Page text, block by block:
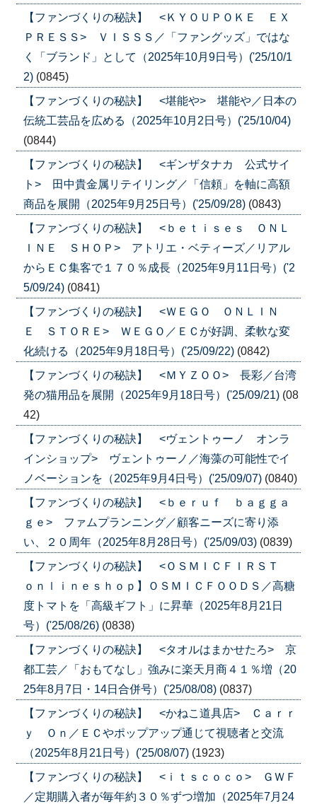
【ファンづくりの秘訣】 <ＫＹＯＵＰＯＫＥ ＥＸ
ＰＲＥＳＳ> ＶＩＳＳＳ／「ファングッズ」ではな
く「ブランド」として（2025年10月9日号）('25/10/1
2) (0845)
【ファンづくりの秘訣】 <堪能や> 堪能や／日本の
伝統工芸品を広める（2025年10月2日号）('25/10/04)
(0844)
【ファンづくりの秘訣】 <ギンザタナカ 公式サイ
ト> 田中貴金属リテイリング／「信頼」を軸に高額
商品を展開（2025年9月25日号）('25/09/28) (0843)
【ファンづくりの秘訣】 <ｂｅｔｉｓｅｓ ＯＮＬ
ＩＮＥ ＳＨＯＰ> アトリエ・ベティーズ／リアル
からＥＣ集客で１７０％成長（2025年9月11日号）('2
5/09/24) (0841)
【ファンづくりの秘訣】 <ＷＥＧＯ ＯＮＬＩＮ
Ｅ ＳＴＯＲＥ> ＷＥＧＯ／ＥＣが好調、柔軟な変
化続ける（2025年9月18日号）('25/09/22) (0842)
【ファンづくりの秘訣】 <ＭＹＺＯＯ> 長彩／台湾
発の猫用品を展開（2025年9月18日号）('25/09/21) (08
42)
【ファンづくりの秘訣】 <ヴェントゥーノ オンラ
インショップ> ヴェントゥーノ／海藻の可能性でイ
ノベーションを（2025年9月4日号）('25/09/07) (0840)
【ファンづくりの秘訣】 <ｂｅｒｕｆ ｂａｇｇａ
ｇｅ> ファムプランニング／顧客ニーズに寄り添
い、２０周年（2025年8月28日号）('25/09/03) (0839)
【ファンづくりの秘訣】 <ＯＳＭＩＣＦＩＲＳＴ
ｏｎｌｉｎｅｓｈｏｐ】ＯＳＭＩＣＦＯＯＤＳ／高糖
度トマトを「高級ギフト」に昇華（2025年8月21日
号）('25/08/26) (0838)
【ファンづくりの秘訣】 <タオルはまかせたろ> 京
都工芸／「おもてなし」強みに楽天月商４１％増（20
25年8月7日・14日合併号）('25/08/08) (0837)
【ファンづくりの秘訣】 <かねこ道具店> Ｃａｒｒ
ｙ Ｏｎ／ＥＣやポップアップ通じて視聴者と交流
（2025年8月21日号）('25/08/07) (1923)
【ファンづくりの秘訣】 <ｉｔｓｃｏｃｏ> ＧＷＦ
／定期購入者が毎年約３０％ずつ増加（2025年7月24